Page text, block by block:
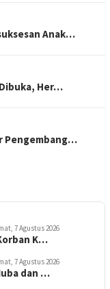
Anak…
Dibuka, Her…
Pengembang…
7 Agustus 2026
K…
7 Agustus 2026
dan …